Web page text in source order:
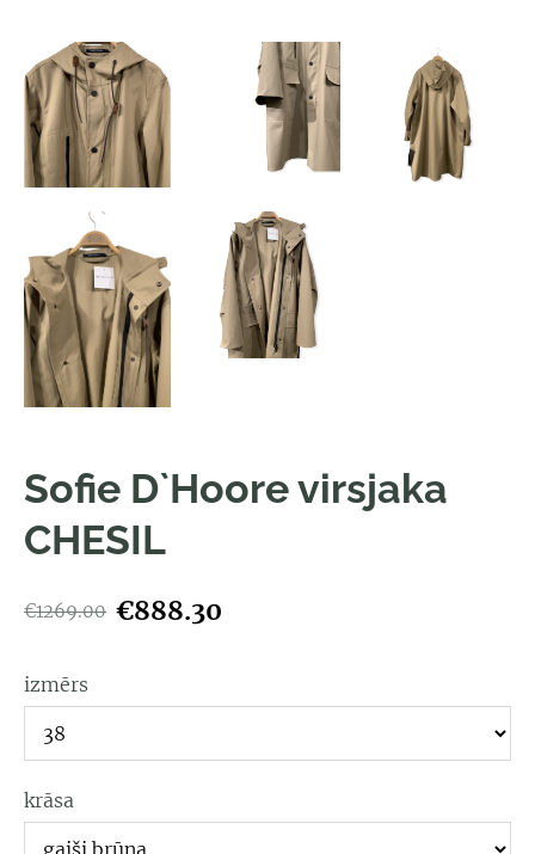
Sofie D`Hoore virsjaka
CHESIL
€1269.00 €888.30
izmērs
krāsa